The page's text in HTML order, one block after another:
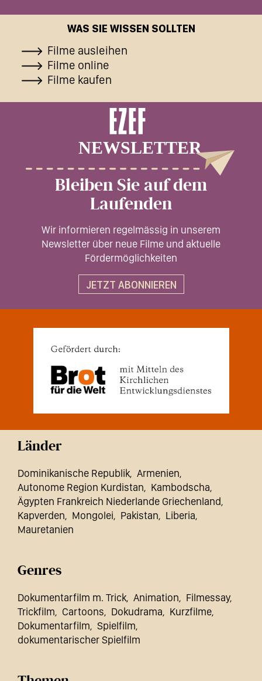
WAS SIE WISSEN SOLLTEN
Filme ausleihen
Filme online
Filme kaufen
Bleiben Sie auf dem
Laufenden
Wir informieren regelmässig in unserem
Newsletter über neue Filme und aktuelle
Fördermöglichkeiten
JETZT ABONNIEREN
Länder
Dominikanische Republik Armenien
Autonome Region Kurdistan
Kambodscha
Ägypten Frankreich Niederlande Griechenland
Kapverden
Mongolei Pakistan
Liberia
Mauretanien
Genres
Dokumentarfilm m. Trick Animation
Filmessay
Trickfilm
Cartoons Dokudrama
Kurzfilme
Dokumentarfilm
Spielfilm
dokumentarischer Spielfilm